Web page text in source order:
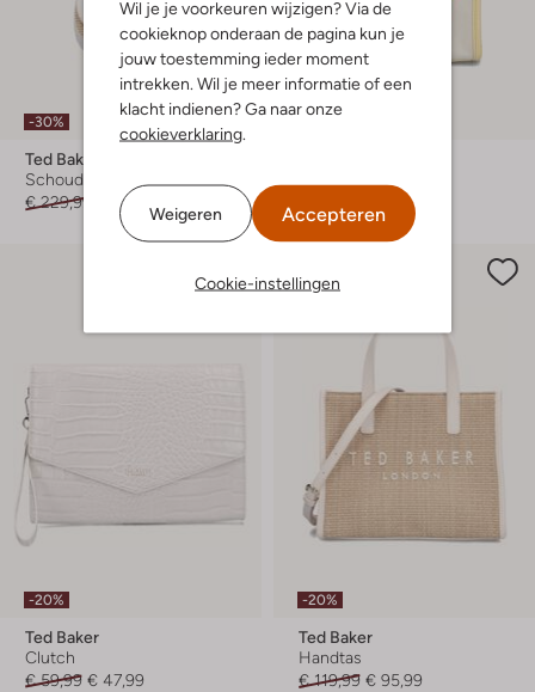
Wil je je voorkeuren wijzigen? Via de
cookieknop onderaan de pagina kun je
jouw toestemming ieder moment
intrekken. Wil je meer informatie of een
klacht indienen? Ga naar onze
cookieverklaring.
Weigeren Accepteren
Cookie-instellingen
-30%
Ted Baker
Schoudertas
€ 229,99
€ 160,99
Handtas
€ 62,99
-20%
Ted Baker
Clutch
€ 59,99 € 47,99
-20%
Ted Baker
Handtas
€ 119,99 € 95,99